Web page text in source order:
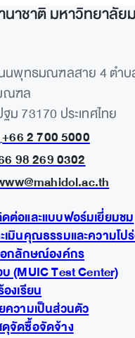
าชาติ มหาวิทยาลัย
นพุทธมณฑลสาย 4 ตำ
ณฑล
ม 73170 ประเทศไทย
+66 2 700 5000
98 269 0302
ต่อและแบบฟอร์มเยี่ยมชม
เมินคุณธรรมและความโป
อกลักษณ์องค์กร
(MUIC Test Center)
งเรียน
ความเป็นส่วนตัว
จัดซื้อจัดจ้าง